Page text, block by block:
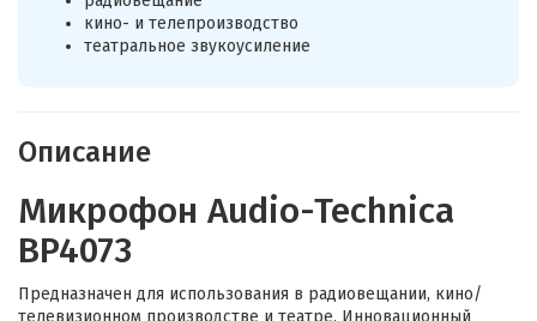
кино- и телепроизводство
театральное звукоусиление
Описание
Микрофон Audio-Technica
BP4073
Предназначен для использования в радиовещании, кино/
телевизионном производстве и театре. Инновационный